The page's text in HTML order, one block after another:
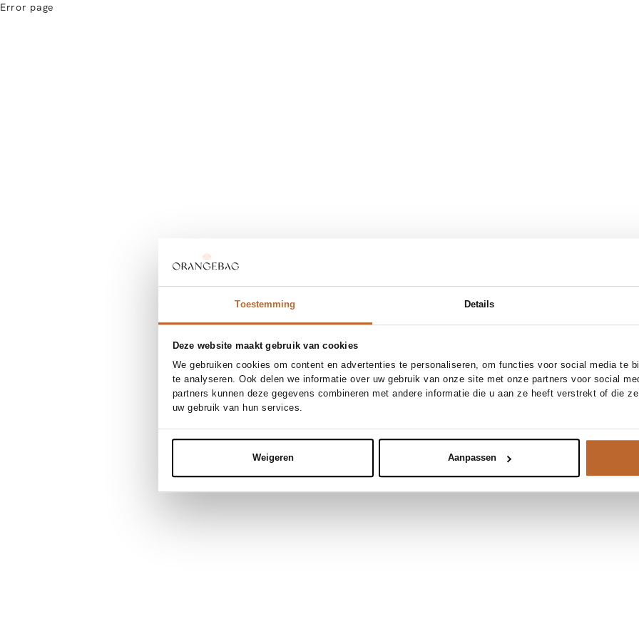
Toestemming Details
Deze website maakt gebruik van cookies
We gebruiken cookies om content en advertenties te personaliseren, om functies voor social media te
te analyseren. Ook delen we informatie over uw gebruik van onze site met onze partners voor social
partners kunnen deze gegevens combineren met andere informatie die u aan ze heeft verstrekt of die
uw gebruik van hun services.
Weigeren Aanpassen
Error page